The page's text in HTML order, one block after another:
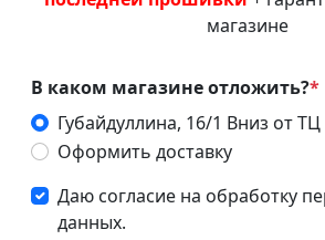
магазине
В каком магазине отложить?*
Губайдуллина, 16/1 Вниз от
Оформить доставку
Даю согласие на обработку
данных.